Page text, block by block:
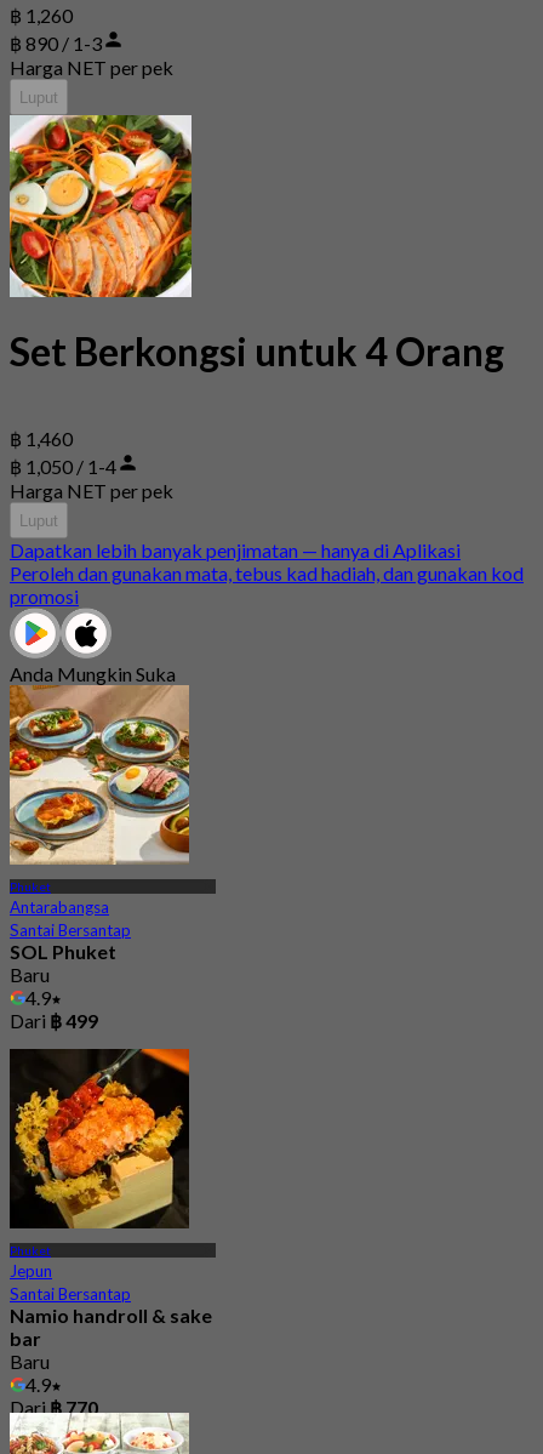
฿ 1,260
฿ 890 / 1-3
Harga NET per pek
Luput
Set Berkongsi untuk 4 Orang
฿ 1,460
฿ 1,050 / 1-4
Harga NET per pek
Luput
Dapatkan lebih banyak penjimatan — hanya di Aplikasi
Peroleh dan gunakan mata, tebus kad hadiah, dan gunakan kod
promosi
Anda Mungkin Suka
Phuket
Antarabangsa
Santai Bersantap
SOL Phuket
Baru
4.9
Dari ฿ 499
Phuket
Jepun
Santai Bersantap
Namio handroll & sake
bar
Baru
4.9
Dari฿ 770